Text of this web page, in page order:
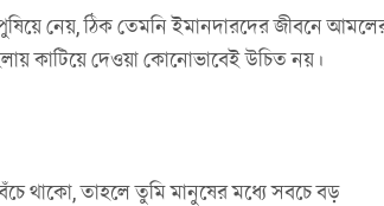
নেয়, ঠিক তেমনি ইমানদারদের জীবনে
কাটিয়ে দেওয়া কোনোভাবেই উচিত নয়।
থাকো, তাহলে তুমি মানুষের মধ্যে সবচে বড়